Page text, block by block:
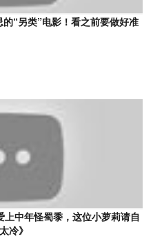
“另类”电影！看之前要做好准
上中年怪蜀黍，这位小萝莉请自
冷》